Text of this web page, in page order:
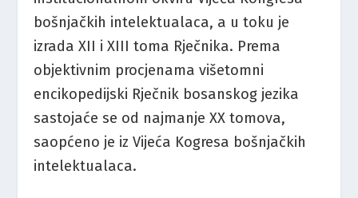
bošnjačkih intelektualaca, a u toku je
izrada XII i XIII toma Rječnika. Prema
objektivnim procjenama višetomni
encikopedijski Rječnik bosanskog jezika
sastojaće se od najmanje XX tomova,
saopćeno je iz Vijeća Kogresa bošnjačkih
intelektualaca.